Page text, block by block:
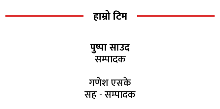
हाम्रो टिम
पुष्पा साउद
सम्पादक
गणेश एसके
सह - सम्पादक